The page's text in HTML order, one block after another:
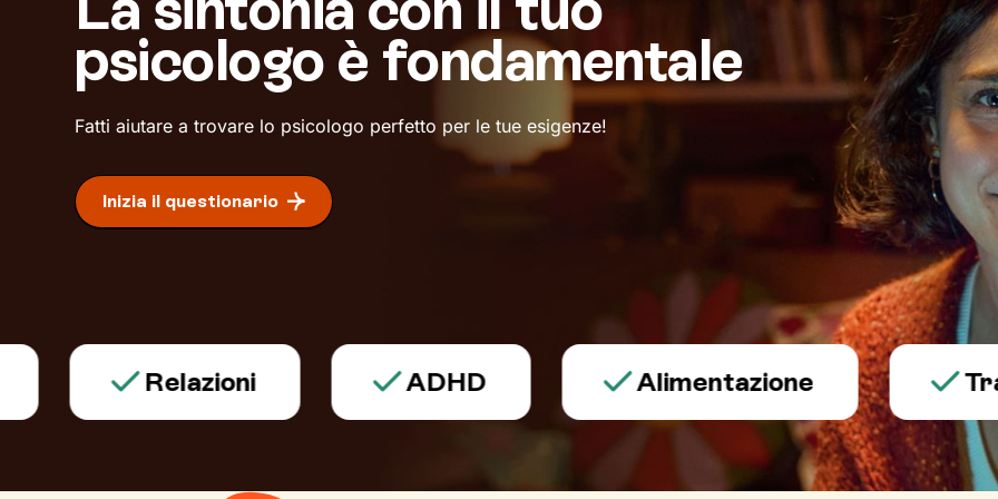
psicologo è fondamentale
Fatti aiutare a trovare lo psicologo perfetto per le tue esigenze!
Inizia il questionario
Relazioni ADHD Alimentazione